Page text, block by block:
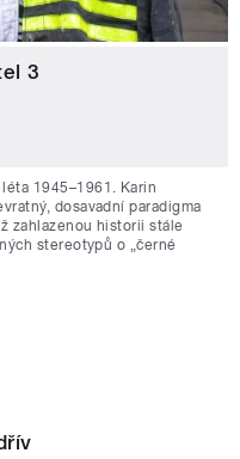
3
1945–1961. Karin
dosavadní paradigma
zahlazenou historii stále
stereotypů o „černé